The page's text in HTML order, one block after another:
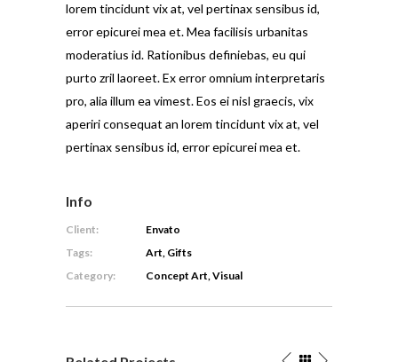
lorem tincidunt vix at, vel pertinax sensibus id,
error epicurei mea et. Mea facilisis urbanitas
moderatius id. Rationibus definiebas, eu qui
purto zril laoreet. Ex error omnium interpretaris
pro, alia illum ea vimest. Eos ei nisl graecis, vix
aperiri consequat an lorem tincidunt vix at, vel
pertinax sensibus id, error epicurei mea et.
Info
Client:
Envato
Tags:
Art, Gifts
Category:
Concept Art, Visual